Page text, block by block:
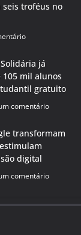
seis troféus no
já
mil alunos
gratuito
comentário
transformam
digital
comentário